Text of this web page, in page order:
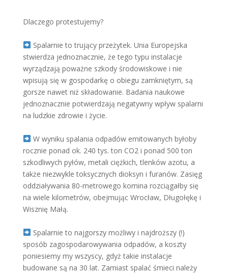
Dlaczego protestujemy?
Spalarnie to trujący przeżytek. Unia Europejska
stwierdza jednoznacznie, że tego typu instalacje
wyrządzają poważne szkody środowiskowe i nie
wpisują się w gospodarkę o obiegu zamkniętym, są
gorsze nawet niż składowanie. Badania naukowe
jednoznacznie potwierdzają negatywny wpływ spalarni
na ludzkie zdrowie i życie.
W wyniku spalania odpadów emitowanych byłoby
rocznie ponad ok. 240 tys. ton CO2 i ponad 500 ton
szkodliwych pyłów, metali ciężkich, tlenków azotu, a
także niezwykle toksycznych dioksyn i furanów. Zasięg
oddziaływania 80-metrowego komina rozciągałby się
na wiele kilometrów, obejmując Wrocław, Długołękę i
Wisznię Małą.
Spalarnie to najgorszy możliwy i najdroższy (!)
sposób zagospodarowywania odpadów, a koszty
poniesiemy my wszyscy, gdyż takie instalacje
budowane są na 30 lat. Zamiast spalać śmieci należy